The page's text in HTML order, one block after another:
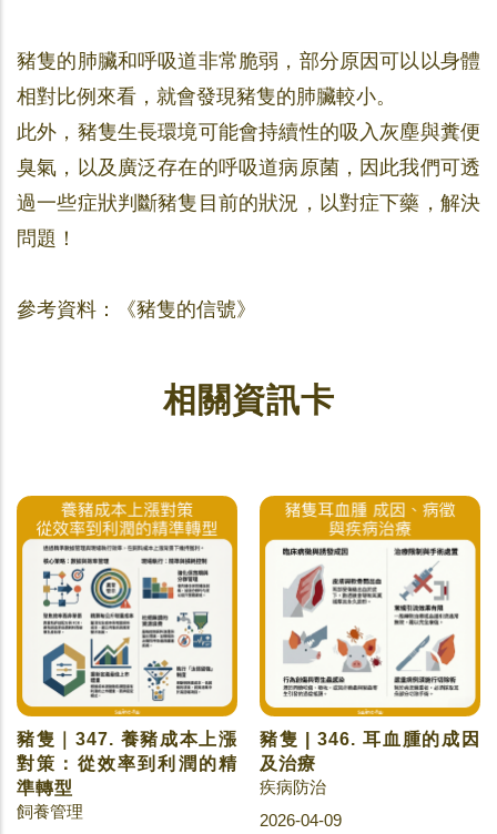
豬隻的肺臟和呼吸道非常脆弱，部分原因可以以身體
相對比例來看，就會發現豬隻的肺臟較小。
此外，豬隻生長環境可能會持續性的吸入灰塵與糞便
臭氣，以及廣泛存在的呼吸道病原菌，因此我們可透
過一些症狀判斷豬隻目前的狀況，以對症下藥，解決
問題！
參考資料：《豬隻的信號》
相關資訊卡
豬隻｜347. 養豬成本上漲
對策：從效率到利潤的精
準轉型
飼養管理
豬隻 | 346. 耳血腫的成因
及治療
疾病防治
2026-04-09